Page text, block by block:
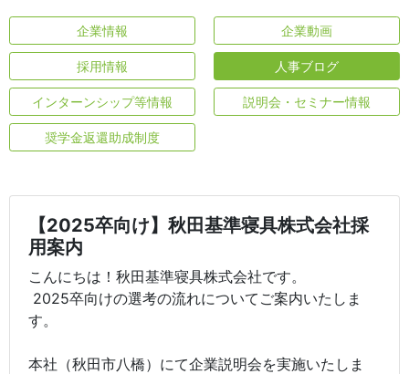
企業情報 企業動画
採用情報 人事ブログ
インターンシップ等情報 説明会・セミナー情報
奨学金返還助成制度
【2025卒向け】秋田基準寝具株式会社採
用案内
こんにちは！秋田基準寝具株式会社です。
2025卒向けの選考の流れについてご案内いたしま
す。
本社（秋田市八橋）にて企業説明会を実施いたしま